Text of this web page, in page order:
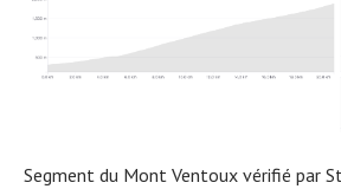
Segment du Mont Ventoux vérifié par